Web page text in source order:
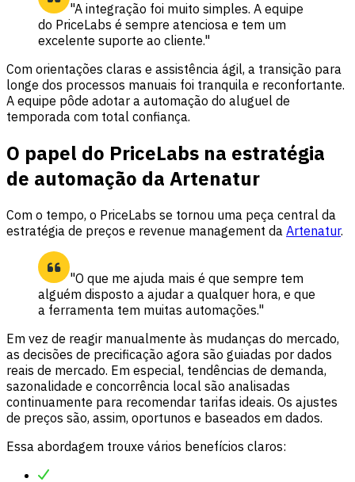
"A integração foi muito simples. A equipe
do PriceLabs é sempre atenciosa e tem um
excelente suporte ao cliente."
Com orientações claras e assistência ágil, a transição para
longe dos processos manuais foi tranquila e reconfortante.
A equipe pôde adotar a automação do aluguel de
temporada com total confiança.
O papel do PriceLabs na estratégia
de automação da Artenatur
Com o tempo, o PriceLabs se tornou uma peça central da
estratégia de preços e revenue management da Artenatur.
"O que me ajuda mais é que sempre tem
alguém disposto a ajudar a qualquer hora, e que
a ferramenta tem muitas automações."
Em vez de reagir manualmente às mudanças do mercado,
as decisões de precificação agora são guiadas por dados
reais de mercado. Em especial, tendências de demanda,
sazonalidade e concorrência local são analisadas
continuamente para recomendar tarifas ideais. Os ajustes
de preços são, assim, oportunos e baseados em dados.
Essa abordagem trouxe vários benefícios claros: